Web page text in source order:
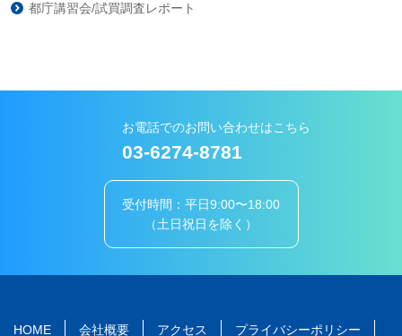
都庁講習会/試買調査レポート
お電話でのお問い合わせはこちら
03-6274-8781
受付時間：平日9:00〜18:00
（土日祝日を除く）
HOME 会社概要 アクセス プライバシーポリシー